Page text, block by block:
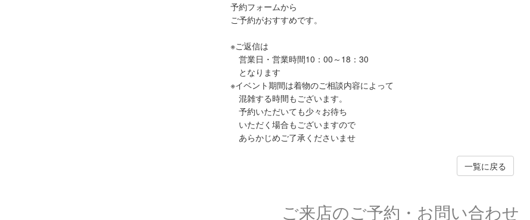
予約フォームから
ご予約がおすすめです。
※ご返信は
営業日・営業時間10：00～18：30
となります
※イベント期間は着物のご相談内容によって
混雑する時間もございます。
予約いただいても少々お待ち
いただく場合もございますので
あらかじめご了承くださいませ
一覧に戻る
ご来店のご予約・お問い合わせ